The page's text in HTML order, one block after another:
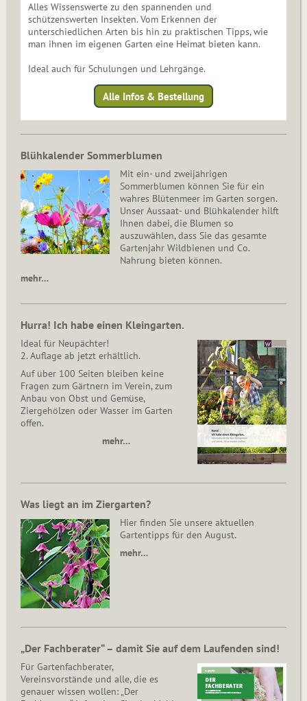
Alles Wissenswerte zu den spannenden und
schützenswerten Insekten. Vom Erkennen der
unterschiedlichen Arten bis hin zu praktischen Tipps, wie
man ihnen im eigenen Garten eine Heimat bieten kann.
Ideal auch für Schulungen und Lehrgänge.
Alle Infos & Bestellung
Blühkalender Sommerblumen
Mit ein- und zweijährigen
Sommerblumen können Sie für ein
wahres Blütenmeer im Garten sorgen.
Unser Aussaat- und Blühkalender hilft
Ihnen dabei, die Blumen so
auszuwählen, dass Sie das gesamte
Gartenjahr Wildbienen und Co.
Nahrung bieten können.
mehr…
Hurra! Ich habe einen Kleingarten.
Ideal für Neupächter!
2. Auflage ab jetzt erhältlich.
Auf über 100 Seiten bleiben keine
Fragen zum Gärtnern im Verein, zum
Anbau von Obst und Gemüse,
Ziergehölzen oder Wasser im Garten
offen.
mehr…
Was liegt an im Ziergarten?
Hier finden Sie unsere aktuellen
Gartentipps für den August.
mehr…
„Der Fachberater“ – damit Sie auf dem Laufenden sind!
Für Gartenfachberater,
Vereinsvorstände und alle, die es
genauer wissen wollen: „Der